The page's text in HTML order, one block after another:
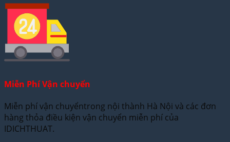
Miễn Phí Vận chuyển
Miễn phí vận chuyểntrong nội thành Hà Nội và các đơn
hàng thỏa điều kiện vận chuyển miễn phí của
IDICHTHUAT.